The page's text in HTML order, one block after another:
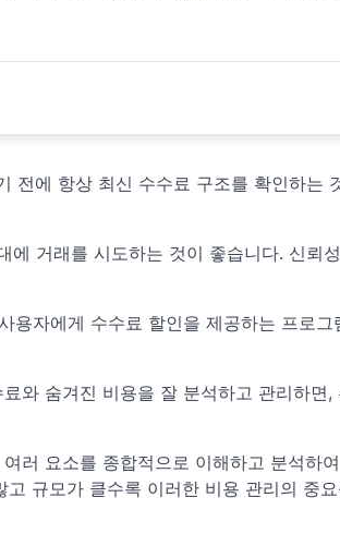
전에 항상 최신 수수료 구조를 확인하는
에 거래를 시도하는 것이 좋습니다. 신뢰
용자에게 수수료 할인을 제공하는 프로그
와 숨겨진 비용을 잘 분석하고 관리하면,
러 요소를 종합적으로 이해하고 분석하
규모가 클수록 이러한 비용 관리의 중